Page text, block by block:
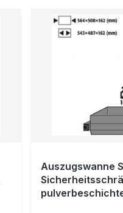
Auszugswanne